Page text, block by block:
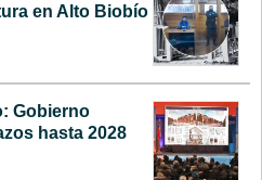
en Alto Biobío
Gobierno
hasta 2028